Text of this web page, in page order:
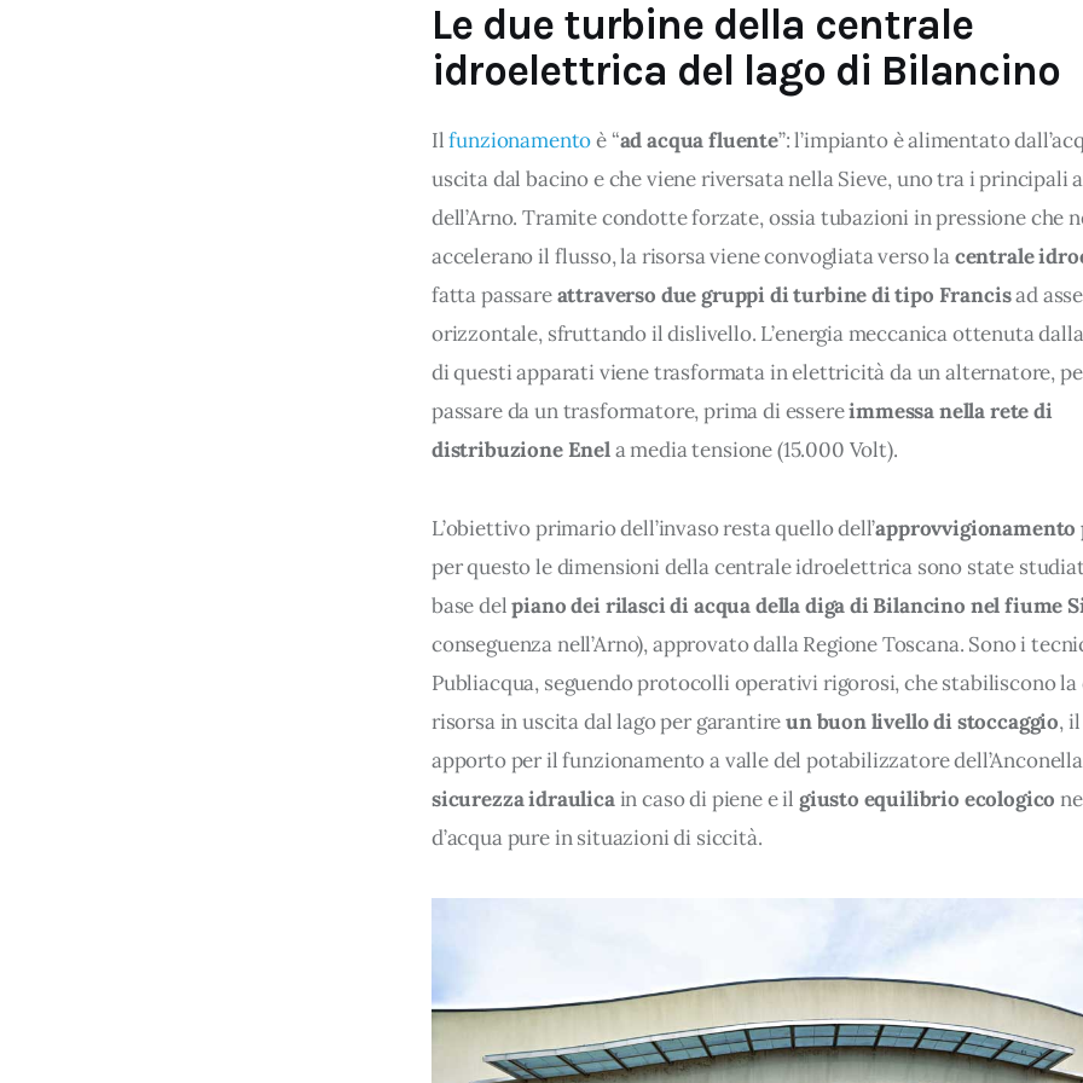
Cliccando su "Accetta tutti", l'Utente accetta di memorizzare tutti i cookie sul dispositivo per
e le terze parti destinatarie della condivisione di informazioni sopra indicata.
Cliccando su "Rifiuta" o sulla "X" posizionata in alto a destra in questo banner l’Utente rifiuta
dunque la continuazione della navigazione in assenza di cookie o altri sistemi di
tecnici indispensabili per una corretta visualizzazione della pagina.
Le due turbine della centrale
idroelettrica del lago di Bilancino
Il funzionamento è “ad acqua fluente”: l’impianto è alimentato
uscita dal bacino e che viene riversata nella Sieve, uno tra i principali
dell’Arno. Tramite condotte forzate, ossia tubazioni in pressione che
accelerano il flusso, la risorsa viene convogliata verso la centrale
fatta passare attraverso due gruppi di turbine di tipo Francis ad asse
orizzontale, sfruttando il dislivello. L’energia meccanica ottenuta
di questi apparati viene trasformata in elettricità da un alternatore,
passare da un trasformatore, prima di essere immessa nella rete di
distribuzione Enel a media tensione (15.000 Volt).
L’obiettivo primario dell’invaso resta quello dell’approvvigionamento
per questo le dimensioni della centrale idroelettrica sono state
base del piano dei rilasci di acqua della diga di Bilancino nel fiume
conseguenza nell’Arno), approvato dalla Regione Toscana. Sono i
Publiacqua, seguendo protocolli operativi rigorosi, che stabiliscono
risorsa in uscita dal lago per garantire un buon livello di stoccaggio,
apporto per il funzionamento a valle del potabilizzatore
sicurezza idraulica in caso di piene e il giusto equilibrio ecologico
d’acqua pure in situazioni di siccità.